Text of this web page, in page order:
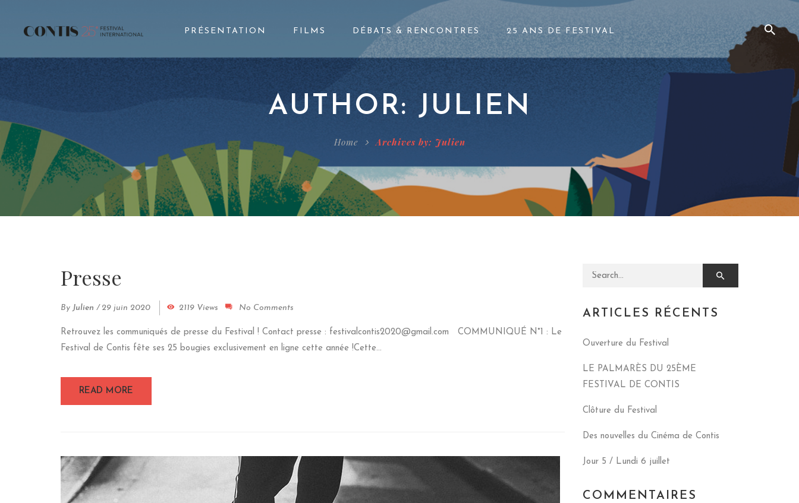
PRÉSENTATION FILMS DÉBATS & RENCONTRES 25 ANS DE FESTIVAL
AUTHOR: JULIEN
Home Archives by: Julien
Presse
By Julien / 29 juin 2020 2119 Views No Comments
Retrouvez les communiqués de presse du Festival ! Contact presse : festivalcontis2020@gmail.com COMMUNIQUÉ N°1 : Le
Festival de Contis fête ses 25 bougies exclusivement en ligne cette année !Cette...
READ MORE
Search for:
ARTICLES RÉCENTS
Ouverture du Festival
LE PALMARÈS DU 25ÈME
FESTIVAL DE CONTIS
Clôture du Festival
Des nouvelles du Cinéma de Contis
Jour 5 / Lundi 6 juillet
COMMENTAIRES